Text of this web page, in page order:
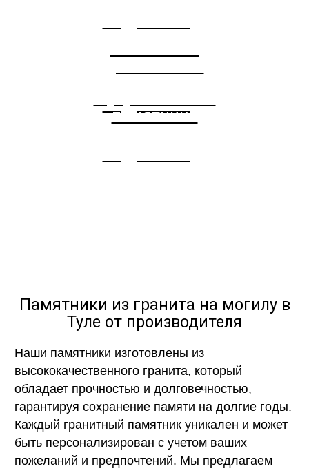
Подробнее
памятники
Памятники из гранита на могилу в
Туле от производителя
Наши памятники изготовлены из
высококачественного гранита, который
обладает прочностью и долговечностью,
гарантируя сохранение памяти на долгие годы.
Каждый гранитный памятник уникален и может
быть персонализирован с учетом ваших
пожеланий и предпочтений. Мы предлагаем